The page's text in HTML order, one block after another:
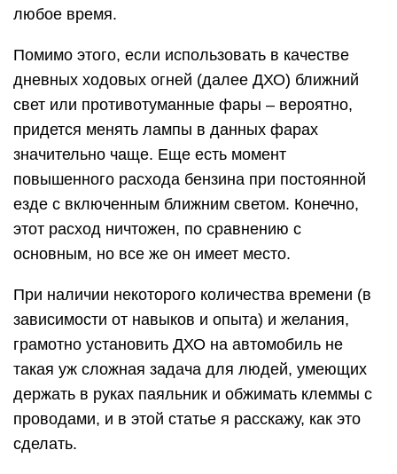
любое время.
Помимо этого, если использовать в качестве
дневных ходовых огней (далее ДХО) ближний
свет или противотуманные фары – вероятно,
придется менять лампы в данных фарах
значительно чаще. Еще есть момент
повышенного расхода бензина при постоянной
езде с включенным ближним светом. Конечно,
этот расход ничтожен, по сравнению с
основным, но все же он имеет место.
При наличии некоторого количества времени (в
зависимости от навыков и опыта) и желания,
грамотно установить ДХО на автомобиль не
такая уж сложная задача для людей, умеющих
держать в руках паяльник и обжимать клеммы с
проводами, и в этой статье я расскажу, как это
сделать.